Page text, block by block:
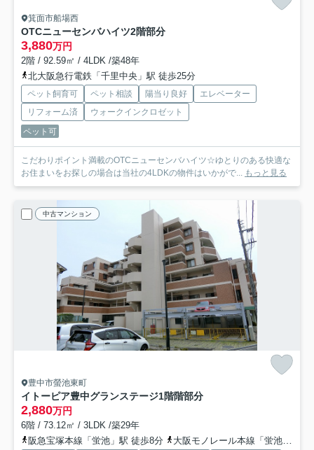
箕面市船場西
OTCニューセンバハイツ2階部分
3,880万円
2階 / 92.59㎡ / 4LDK /築48年
北大阪急行電鉄「千里中央」駅 徒歩25分
ペット飼育可 ペット相談 陽当り良好
エレベーター
リフォーム済
ウォークインクロゼット
ペット可
こだわりポイント満載のOTCニューセンバハイツ☆ゆとりのある快適な
お住まいをお探しの場合は当社の4LDKの物件はいかがで... もっと見る
中古マンション
豊中市螢池東町
イトーピア豊中グランステージ1階階部分
2,880万円
6階 / 73.12㎡ / 3LDK /築29年
阪急宝塚本線「蛍池」駅 徒歩8分
大阪モノレール本線「蛍池」駅 徒歩9分